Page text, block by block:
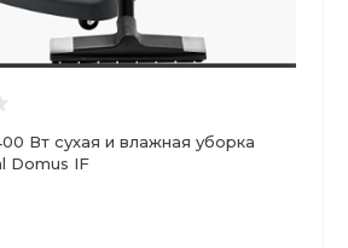
Вт сухая и влажная уборка
Domus IF